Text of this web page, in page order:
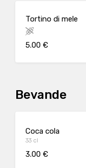
Tortino di mele
5.00 €
Bevande
Coca cola
33 cl
3.00 €